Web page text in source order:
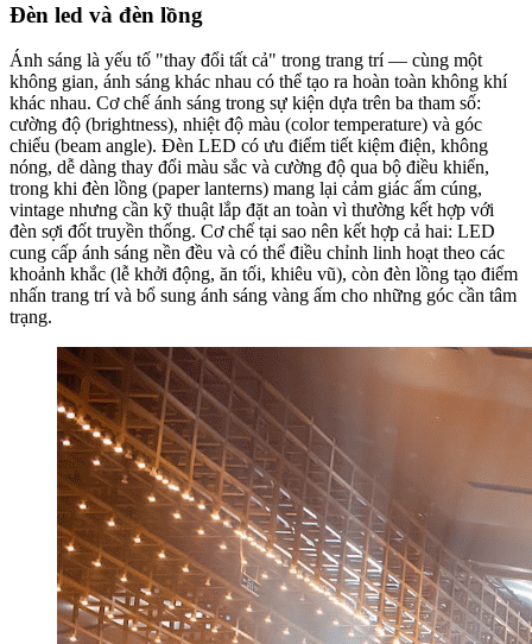
Đèn led và đèn lồng
Ánh sáng là yếu tố "thay đổi tất cả" trong trang trí — cùng một
không gian, ánh sáng khác nhau có thể tạo ra hoàn toàn không khí
khác nhau. Cơ chế ánh sáng trong sự kiện dựa trên ba tham số:
cường độ (brightness), nhiệt độ màu (color temperature) và góc
chiếu (beam angle). Đèn LED có ưu điểm tiết kiệm điện, không
nóng, dễ dàng thay đổi màu sắc và cường độ qua bộ điều khiển,
trong khi đèn lồng (paper lanterns) mang lại cảm giác ấm cúng,
vintage nhưng cần kỹ thuật lắp đặt an toàn vì thường kết hợp với
đèn sợi đốt truyền thống. Cơ chế tại sao nên kết hợp cả hai: LED
cung cấp ánh sáng nền đều và có thể điều chỉnh linh hoạt theo các
khoảnh khắc (lễ khởi động, ăn tối, khiêu vũ), còn đèn lồng tạo điểm
nhấn trang trí và bổ sung ánh sáng vàng ấm cho những góc cần tâm
trạng.